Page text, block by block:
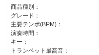
商品種別：
グレード：
主要テンポ(BPM)：
演奏時間：
キー：
トランペット最高音：